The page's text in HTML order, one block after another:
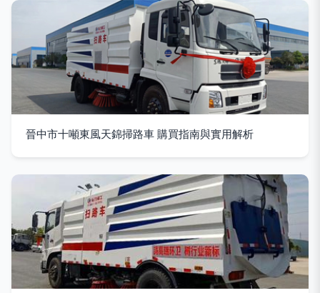
晉中市十噸東風天錦掃路車 購買指南與實用解析